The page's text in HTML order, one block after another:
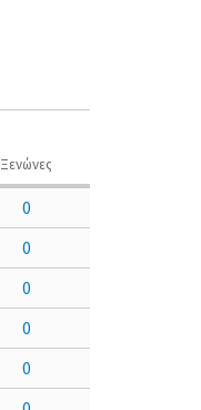
Ξενώνες
0
0
0
0
0